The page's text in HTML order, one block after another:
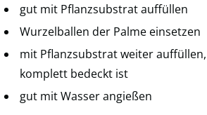
gut mit Pflanzsubstrat auffüllen
Wurzelballen der Palme einsetzen
mit Pflanzsubstrat weiter
komplett bedeckt ist
gut mit Wasser angießen